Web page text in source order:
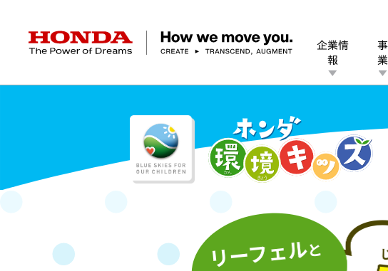
HONDA The Power of Dreams
企業情
報
企業情報 トップ
経営方針 会社概要 ヒストリー コーポレートブラン
事
業
パワープロダクツ マリン その他事業
テクノロジー/イノベーション トップ
テクノロジー デザイン オープンイノベーション
サステナビリティ トップ
Honda Report 環境 社会 ガバナンス 安全への
投資家情報 トップ
財務・業績情報 株式・債券情報 IRカレンダー
Discover Honda